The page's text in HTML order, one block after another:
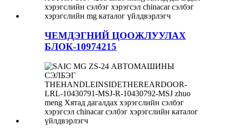
ЧЕМДЭГНИЙ ЦООЖЛУУЛАХ
БЛОК-10974215